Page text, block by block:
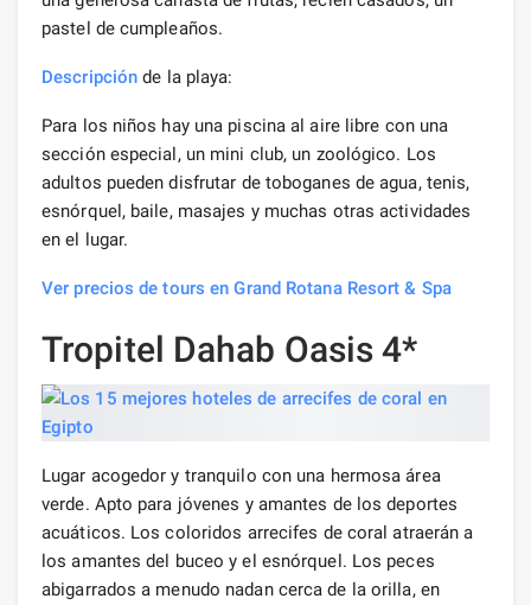
pastel de cumpleaños.
Descripción de la playa:
Para los niños hay una piscina al aire libre con una
sección especial, un mini club, un zoológico. Los
adultos pueden disfrutar de toboganes de agua, tenis,
esnórquel, baile, masajes y muchas otras actividades
en el lugar.
Ver precios de tours en Grand Rotana Resort & Spa
Tropitel Dahab Oasis 4*
Lugar acogedor y tranquilo con una hermosa área
verde. Apto para jóvenes y amantes de los deportes
acuáticos. Los coloridos arrecifes de coral atraerán a
los amantes del buceo y el esnórquel. Los peces
abigarrados a menudo nadan cerca de la orilla, en